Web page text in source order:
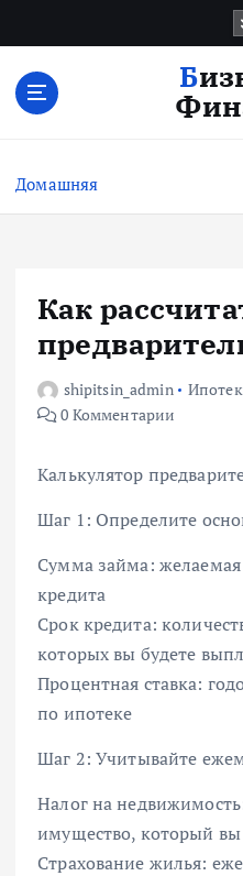
с
Бизнес и
Домашняя
Как
shipitsin_admin
0 Комментарии
Калькулятор
Шаг 1: Определите
Сумма займа:
кредита
Срок кредита:
которых вы будете
Процентная ставка:
по ипотеке
Шаг 2: Учитывайте
Налог на
имущество, который вы
Страхование жилья: